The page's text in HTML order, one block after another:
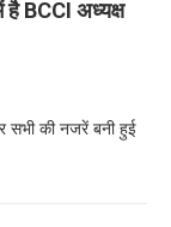
BCCI अध्यक्ष
सभी की नजरें बनी हुई